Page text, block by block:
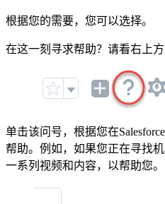
根据您的需要，您可以选择。
在这一刻寻求帮助？请看右上方
单击该问号，根据您在
帮助。例如，如果您正在寻找
一系列视频和内容，以帮助您。